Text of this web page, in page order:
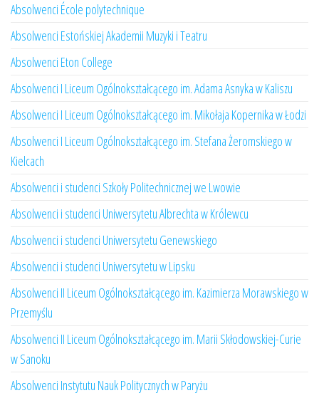
Absolwenci École polytechnique
Absolwenci Estońskiej Akademii Muzyki i Teatru
Absolwenci Eton College
Absolwenci I Liceum Ogólnokształcącego im. Adama Asnyka w Kaliszu
Absolwenci I Liceum Ogólnokształcącego im. Mikołaja Kopernika w Łodzi
Absolwenci I Liceum Ogólnokształcącego im. Stefana Żeromskiego w
Kielcach
Absolwenci i studenci Szkoły Politechnicznej we Lwowie
Absolwenci i studenci Uniwersytetu Albrechta w Królewcu
Absolwenci i studenci Uniwersytetu Genewskiego
Absolwenci i studenci Uniwersytetu w Lipsku
Absolwenci II Liceum Ogólnokształcącego im. Kazimierza Morawskiego w
Przemyślu
Absolwenci II Liceum Ogólnokształcącego im. Marii Skłodowskiej-Curie
w Sanoku
Absolwenci Instytutu Nauk Politycznych w Paryżu